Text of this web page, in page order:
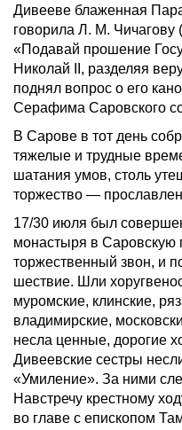
Дивееве блаженная
говорила Л. М.
«Подавай прошение
Николай II, разделяя
поднял вопрос о его
Серафима Саровского
В Сарове в тот день
тяжелые и трудные
шатания умов, столь
торжество —
17/30 июля был
монастыря в Саровскую
торжественный звон, и
шествие. Шли
муромские, клинские,
владимирские,
несла ценные, дорогие
Дивеевские сестры
«Умиление». За ними
Навстречу крестному
во главе с епископом